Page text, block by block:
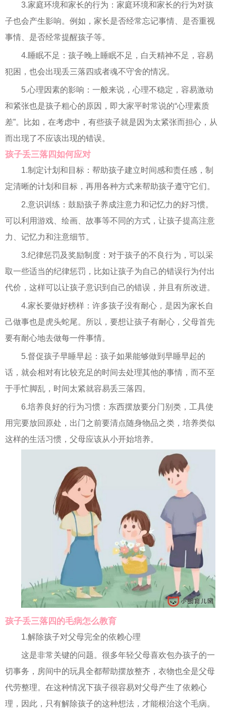
3.家庭环境和家长的行为：家庭环境和家长的行为对孩
子也会产生影响。例如，家长是否经常忘记事情、是否重视
事情、是否经常提醒孩子等。
4.睡眠不足：孩子晚上睡眠不足，白天精神不足，容易
犯困，也会出现丢三落四或者魂不守舍的情况。
5.心理因素的影响：一般来说，心理不稳定，容易激动
和紧张也是孩子粗心的原因，即大家平时常说的“心理素质
差”。比如，在考虑中，有些孩子就是因为太紧张而担心，从
而出现了不应该出现的错误。
孩子丢三落四如何应对
1.制定计划和目标：帮助孩子建立时间感和责任感，制
定清晰的计划和目标，再用各种方式来帮助孩子遵守它们。
2.意识训练：鼓励孩子养成注意力和记忆力的好习惯。
可以利用游戏、绘画、故事等不同的方式，让孩子提高注意
力、记忆力和注意细节。
3.纪律惩罚及奖励制度：对于孩子的不良行为，可以采
取一些适当的纪律惩罚，比如让孩子为自己的错误行为付出
代价，这样可以让孩子意识到自己的错误，并且有所改进。
4.家长要做好榜样：许多孩子没有耐心，是因为家长自
己做事也是虎头蛇尾。所以，要想让孩子有耐心，父母首先
要有耐心地去做每一件事情。
5.督促孩子早睡早起：孩子如果能够做到早睡早起的
话，就会相对有比较充足的时间去处理其他的事情，而不至
于手忙脚乱，时间太紧就容易丢三落四。
6.培养良好的行为习惯：东西摆放要分门别类，工具使
用完要放回原处，出门之前要清点随身物品之类，培养类似
这样的生活习惯，父母应该从小开始培养。
孩子丢三落四的毛病怎么教育
1.解除孩子对父母完全的依赖心理
这是非常关键的问题。很多年轻父母喜欢包办孩子的一
切事务，房间中的玩具全都帮助摆放整齐，衣物也全是父母
代劳整理。在这种情况下孩子很容易对父母产生了依赖心
理，因此，只有解除孩子的这种想法，才能根治这个毛病。